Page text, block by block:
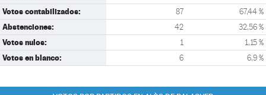
Votos contabilizados: 87 67,44 %
Abstenciones: 42 32,56 %
Votos nulos: 1 1,15 %
Votos en blanco: 6 6,9 %